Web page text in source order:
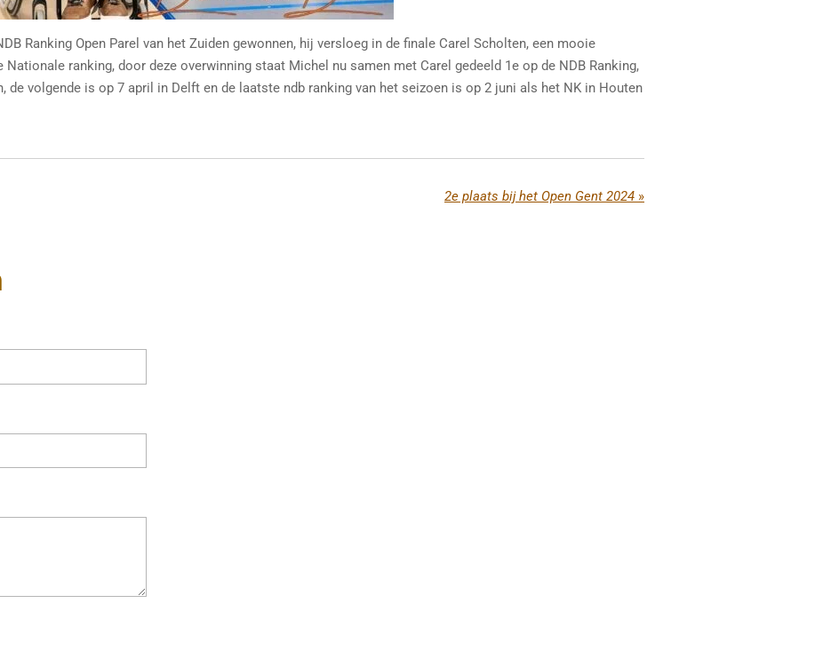
Ranking Open Parel van het Zuiden gewonnen, hij versloeg in de finale Carel Scholten, een mooie
Nationale ranking, door deze overwinning staat Michel nu samen met Carel gedeeld 1e op de NDB Ranking,
de volgende is op 7 april in Delft en de laatste ndb ranking van het seizoen is op 2 juni als het NK in Houten
2e plaats bij het Open Gent 2024 »